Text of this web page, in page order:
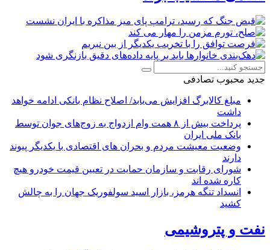
جدید محبوب تصادفی
مبلغ کالابرگ افزایش می‌یابد/ اصلاح نظام بانکی ادامه خواهد
داشت
پرداخت بیش از ۸ همت وام ازدواج به زوج‌های جوان توسط
بانک ملی ایران
وضعیت معیشت مردم و بحران های اقتصادی با یکدیگر پیوند
دارند
شورای رقابت و سازمان حمایت در تعیین قیمت خودرو هیچ
کاره شده اند
انسداد تنگه هرمز، بازار اسید سولفوریک جهان را به چالش
کشید
نفت و پتروشیمی